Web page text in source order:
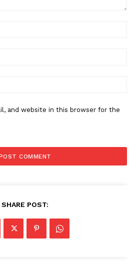
and website in this browser for the
SHARE POST: